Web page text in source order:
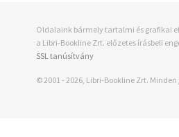
Oldalaink bármely tartalmi és grafikai
a Libri-Bookline Zrt. előzetes írásbeli
SSL tanúsítvány
© 2001 - 2026, Libri-Bookline Zrt.